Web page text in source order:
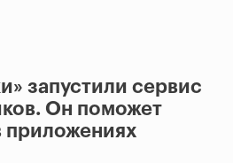
запустили сервис
Он поможет
приложениях